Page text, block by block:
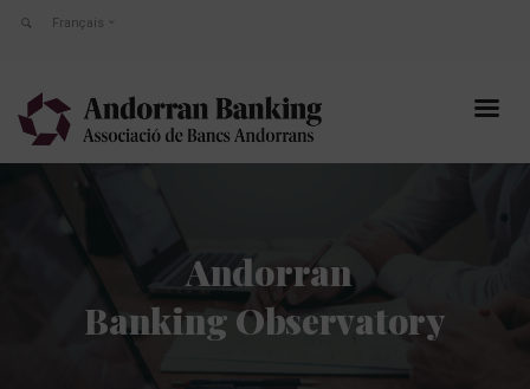
Français
Andorran
Banking Observatory